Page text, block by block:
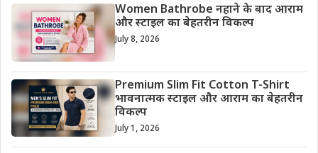
Women Bathrobe नहाने के बाद आराम
और स्टाइल का बेहतरीन विकल्प
July 8, 2026
Premium Slim Fit Cotton T-Shirt
भावनात्मक स्टाइल और आराम का बेहतरीन
विकल्प
July 1, 2026